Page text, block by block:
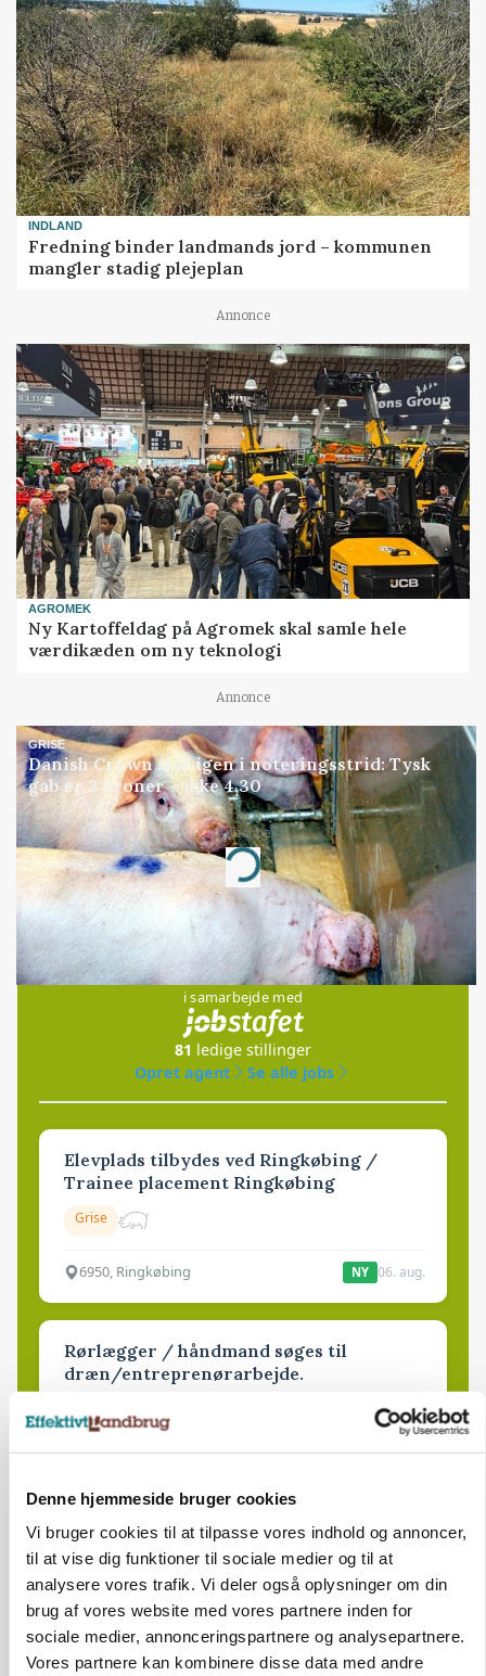
Denne hjemmeside bruger cookies
Vi bruger cookies til at tilpasse vores indhold og annoncer,
til at vise dig funktioner til sociale medier og til at
analysere vores trafik. Vi deler også oplysninger om din
brug af vores website med vores partnere inden for
sociale medier, annonceringspartnere og analysepartnere.
Vores partnere kan kombinere disse data med andre
INDLAND
Fredning binder landmands jord – kommunen
mangler stadig plejeplan
Annonce
AGROMEK
Ny Kartoffeldag på Agromek skal samle hele
værdikæden om ny teknologi
Annonce
GRISE
Danish Crown slår igen i noteringsstrid: Tysk
gab er 3 kroner – ikke 4,30
Annonce
Loading...
Jobs
i samarbejde med
81 ledige stillinger
Opret agent
Se alle jobs
Elevplads tilbydes ved Ringkøbing /
Trainee placement Ringkøbing
Grise
6950, Ringkøbing NY 06. aug.
Rørlægger / håndmand søges til
dræn/entreprenørarbejde.
Lastbilchauffør søges til Henrik Haves
Maskinstation
4700, Næstved 03. aug.